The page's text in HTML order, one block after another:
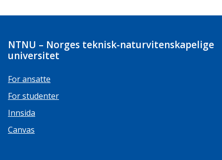
NTNU – Norges teknisk-naturvitenskapelige
universitet
For ansatte
For studenter
Innsida
Canvas